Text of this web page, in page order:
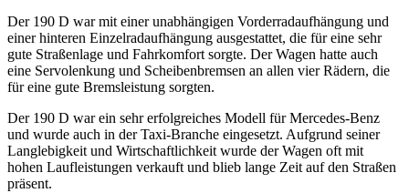
Der 190 D war mit einer unabhängigen Vorderradaufhängung und
einer hinteren Einzelradaufhängung ausgestattet, die für eine sehr
gute Straßenlage und Fahrkomfort sorgte. Der Wagen hatte auch
eine Servolenkung und Scheibenbremsen an allen vier Rädern, die
für eine gute Bremsleistung sorgten.
Der 190 D war ein sehr erfolgreiches Modell für Mercedes-Benz
und wurde auch in der Taxi-Branche eingesetzt. Aufgrund seiner
Langlebigkeit und Wirtschaftlichkeit wurde der Wagen oft mit
hohen Laufleistungen verkauft und blieb lange Zeit auf den Straßen
präsent.